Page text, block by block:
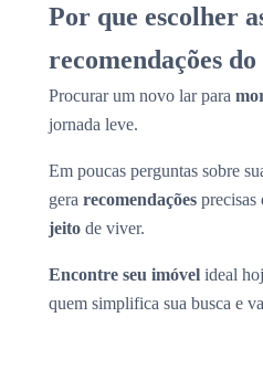
Por que escolher
recomendações
Procurar um novo lar para
jornada leve.
Em poucas perguntas sobre
gera recomendações precisas
jeito de viver.
Encontre seu imóvel ideal
quem simplifica sua busca e